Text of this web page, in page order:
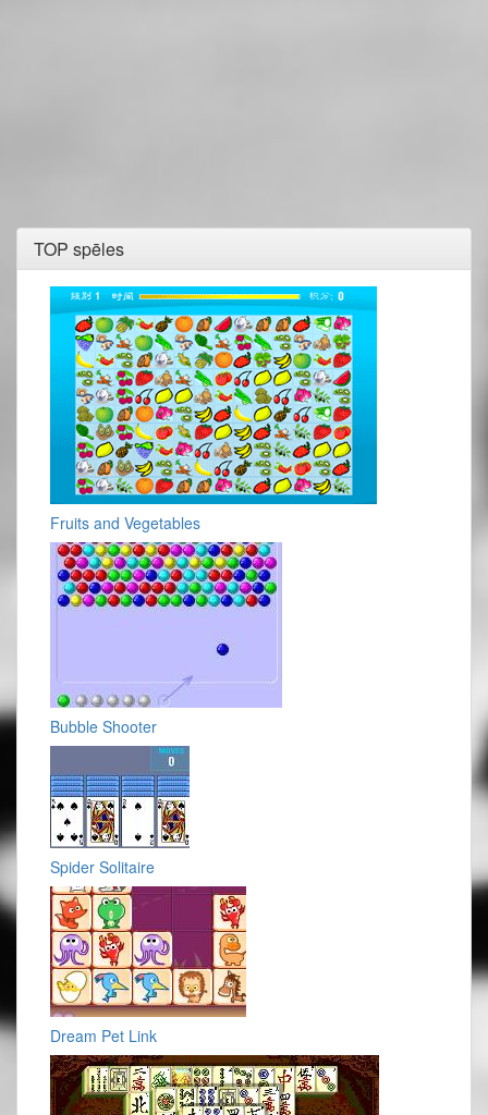
TOP spēles
Fruits and Vegetables
Bubble Shooter
Spider Solitaire
Dream Pet Link